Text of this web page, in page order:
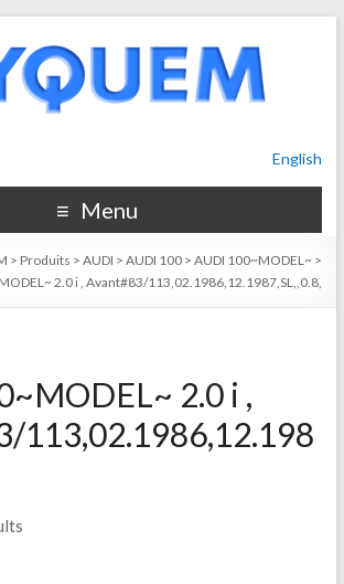
English
Menu
> Produits >AUDI >AUDI 100 >AUDI 100~MODEL~ >
2.0 i , Avant#83/113,02.1986,12.1987,SL,,0.8,
2.0 i ,
113,02.1986,12.198